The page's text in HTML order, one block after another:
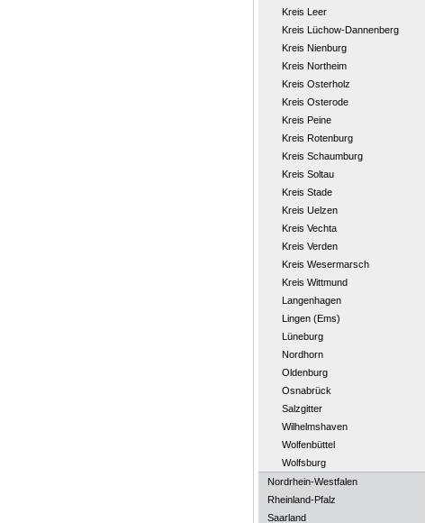
Kreis Leer
Kreis Lüchow-Dannenberg
Kreis Nienburg
Kreis Northeim
Kreis Osterholz
Kreis Osterode
Kreis Peine
Kreis Rotenburg
Kreis Schaumburg
Kreis Soltau
Kreis Stade
Kreis Uelzen
Kreis Vechta
Kreis Verden
Kreis Wesermarsch
Kreis Wittmund
Langenhagen
Lingen (Ems)
Lüneburg
Nordhorn
Oldenburg
Osnabrück
Salzgitter
Wilhelmshaven
Wolfenbüttel
Wolfsburg
Nordrhein-Westfalen
Rheinland-Pfalz
Saarland